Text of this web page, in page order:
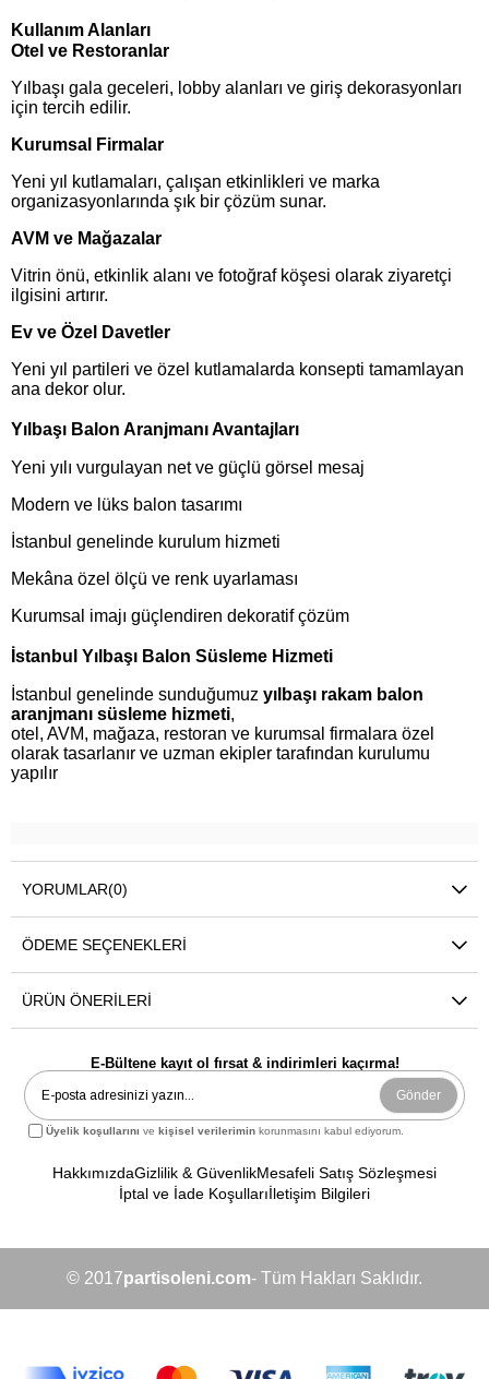
Kullanım Alanları
Otel ve Restoranlar
Yılbaşı gala geceleri, lobby alanları ve giriş dekorasyonları
için tercih edilir.
Kurumsal Firmalar
Yeni yıl kutlamaları, çalışan etkinlikleri ve marka
organizasyonlarında şık bir çözüm sunar.
AVM ve Mağazalar
Vitrin önü, etkinlik alanı ve fotoğraf köşesi olarak ziyaretçi
ilgisini artırır.
Ev ve Özel Davetler
Yeni yıl partileri ve özel kutlamalarda konsepti tamamlayan
ana dekor olur.
Yılbaşı Balon Aranjmanı Avantajları
Yeni yılı vurgulayan net ve güçlü görsel mesaj
Modern ve lüks balon tasarımı
İstanbul genelinde kurulum hizmeti
Mekâna özel ölçü ve renk uyarlaması
Kurumsal imajı güçlendiren dekoratif çözüm
İstanbul Yılbaşı Balon Süsleme Hizmeti
İstanbul genelinde sunduğumuz yılbaşı rakam balon
aranjmanı süsleme hizmeti,
otel, AVM, mağaza, restoran ve kurumsal firmalara özel
olarak tasarlanır ve uzman ekipler tarafından kurulumu
yapılır
YORUMLAR(0)
ÖDEME SEÇENEKLERI
ÜRÜN ÖNERILERI
E-Bültene kayıt ol fırsat & indirimleri kaçırma!
Gönder
Üyelik koşullarını vekişisel verilerimin korunmasını kabul ediyorum.
HakkımızdaGizlilik & GüvenlikMesafeli Satış Sözleşmesi
İptal ve İade Koşullarıİletişim Bilgileri
© 2017partisoleni.com- Tüm Hakları Saklıdır.